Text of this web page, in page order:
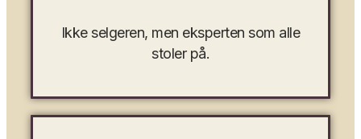
Ikke selgeren, men eksperten som alle
stoler på.